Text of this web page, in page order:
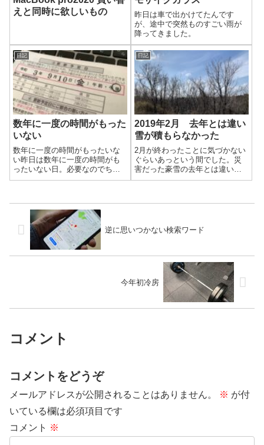
えと同時に欲しいもの
昨日は車で出かけてたんです
が、途中で突然ものすごい雨が
降ってきました。
日記
数年に一度の時間がもった
いない
数年に一度の時間がもったいな
い昨日は数年に一度の時間がも
ったいない日。必要なのでちゃ
んと運転免許更新に行ってきま
で、ゴールドは終了しました…3
年前に「携帯電話使用等（保
持）」で捕まっ...
日記
2019年2月 去年とは違い
雪が積もらなかった
2月が終わったことに気づかない
ぐらいあっという間でした。災
害だった豪雪の去年とは違い雪
はほとんど降らず、この時期に
違いすぎるのは違和感がありま
逆に思いつかない検索ワード
今年初冷房
コメント
コメントをどうぞ
メールアドレスが公開されることはありません。 ※ が付
いている欄は必須項目です
コメント ※